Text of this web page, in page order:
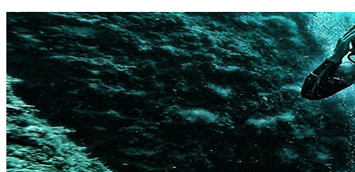
Das Sidemount-Forum ist auf
ein neues Forensystem
umgezogen und wie gewohnt
unterhttps://www.sidemount-
forum.comerreichbar.